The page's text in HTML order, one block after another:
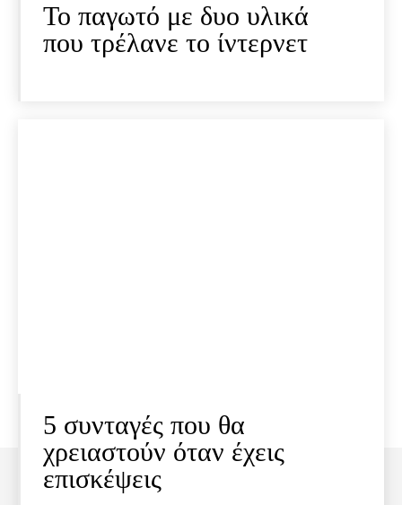
Το παγωτό με δυο υλικά
που τρέλανε το ίντερνετ
5 συνταγές που θα
χρειαστούν όταν έχεις
επισκέψεις